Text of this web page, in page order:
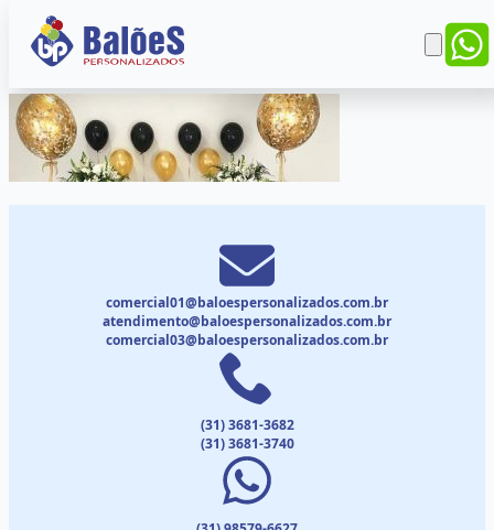
comercial01@baloespersonalizados.com.br
atendimento@baloespersonalizados.com.br
comercial03@baloespersonalizados.com.br
(31) 3681-3682
(31) 3681-3740